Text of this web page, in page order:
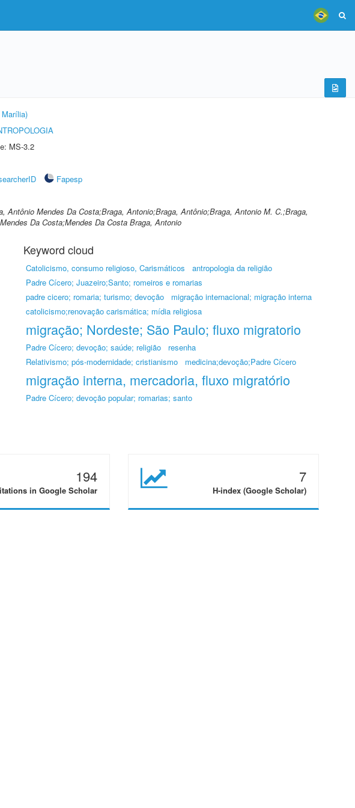
MS-3.2
Fapesp
Antônio Mendes Da Costa;Braga, Antonio;Braga, Antônio;Braga, Antonio M. C.;Braga,
Da Costa;Mendes Da Costa Braga, Antonio
Keyword cloud
Catolicismo, consumo religioso, Carismáticos
antropologia da religião
Padre Cícero; Juazeiro;Santo; romeiros e romarias
padre cicero; romaria; turismo; devoção
migração internacional; migração interna
catolicismo;renovação carismática; mídia religiosa
migração; Nordeste; São Paulo; fluxo migratorio
Padre Cícero; devoção; saúde; religião
resenha
Relativismo; pós-modernidade; cristianismo
medicina;devoção;Padre Cícero
migração interna, mercadoria, fluxo migratório
Padre Cícero; devoção popular; romarias; santo
194
in Google Scholar
7
H-index (Google Scholar)